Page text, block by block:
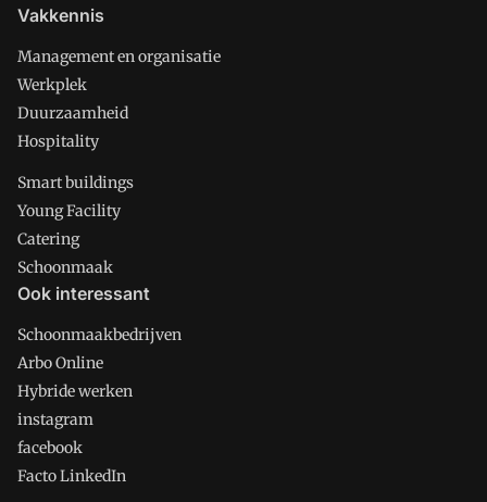
Vakkennis
Management en organisatie
Werkplek
Duurzaamheid
Hospitality
Smart buildings
Young Facility
Catering
Schoonmaak
Ook interessant
Schoonmaakbedrijven
Arbo Online
Hybride werken
instagram
facebook
Facto LinkedIn